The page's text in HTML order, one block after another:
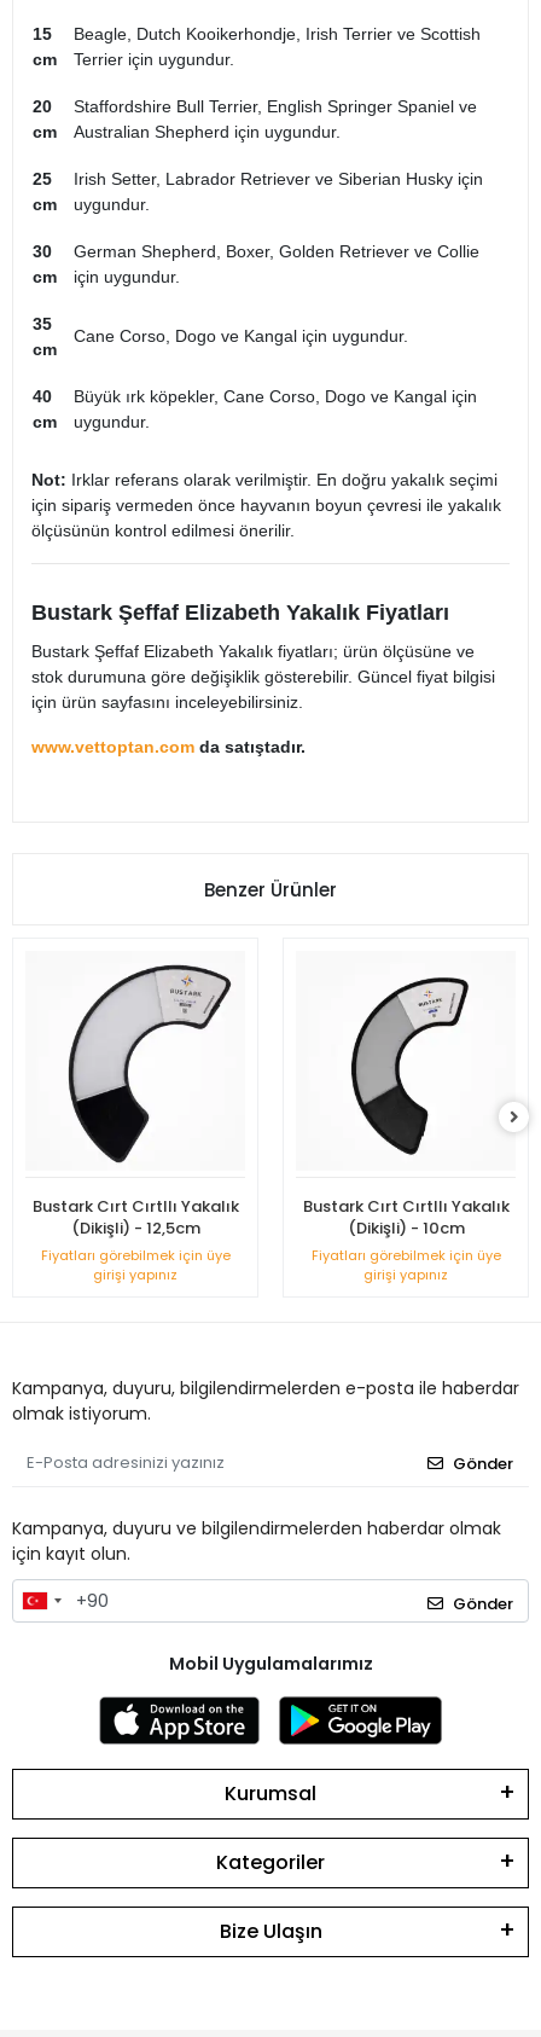
15
cm
Beagle, Dutch Kooikerhondje, Irish Terrier ve Scottish
Terrier için uygundur.
20
cm
Staffordshire Bull Terrier, English Springer Spaniel ve
Australian Shepherd için uygundur.
25
cm
Irish Setter, Labrador Retriever ve Siberian Husky için
uygundur.
30
cm
German Shepherd, Boxer, Golden Retriever ve Collie
için uygundur.
35
cm
Cane Corso, Dogo ve Kangal için uygundur.
40
cm
Büyük ırk köpekler, Cane Corso, Dogo ve Kangal için
uygundur.
Not: Irklar referans olarak verilmiştir. En doğru yakalık seçimi
için sipariş vermeden önce hayvanın boyun çevresi ile yakalık
ölçüsünün kontrol edilmesi önerilir.
Bustark Şeffaf Elizabeth Yakalık Fiyatları
Bustark Şeffaf Elizabeth Yakalık fiyatları; ürün ölçüsüne ve
stok durumuna göre değişiklik gösterebilir. Güncel fiyat bilgisi
için ürün sayfasını inceleyebilirsiniz.
www.vettoptan.com da satıştadır.
Benzer Ürünler
Bustark Cırt Cırtllı Yakalık
(Dikişli) - 12,5cm
Fiyatları görebilmek için üye
girişi yapınız
Bustark Cırt Cırtllı Yakalık
(Dikişli) - 10cm
Fiyatları görebilmek için üye
girişi yapınız
Kampanya, duyuru, bilgilendirmelerden e-posta ile haberdar
olmak istiyorum.
Gönder
Kampanya, duyuru ve bilgilendirmelerden haberdar olmak
için kayıt olun.
Gönder
Mobil Uygulamalarımız
Kurumsal
Kategoriler
Bize Ulaşın